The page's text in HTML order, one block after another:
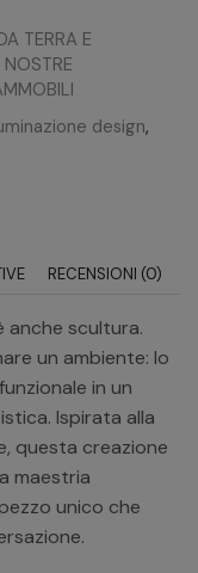
TERRA E
NOSTRE
design,
RECENSIONI (0)
anche scultura.
un ambiente: lo
in un
Ispirata alla
questa creazione
maestria
unico che